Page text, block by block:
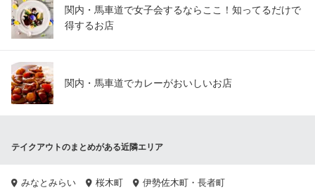
関内・馬車道で女子会するならここ！知ってるだけで
得するお店
関内・馬車道でカレーがおいしいお店
テイクアウトのまとめがある近隣エリア
みなとみらい 桜木町 伊勢佐木町・長者町